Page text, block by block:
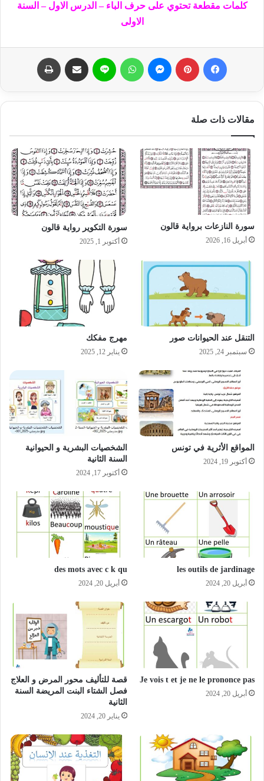
كلمات مقطعة تحتوي على حرف الباء – الدرس الاول – السنة
الاولى
مقالات ذات صلة
سورة النازعات برواية قالون
أبريل 16, 2026
سورة التكوير رواية قالون
أكتوبر 1, 2025
التنقل عند الحيوانات صور
سبتمبر 24, 2025
مهرج مفكك
يناير 12, 2025
المواقع الأثرية في تونس
أكتوبر 19, 2024
الشخصيات البشرية و الحيوانية
السنة الثانية
أكتوبر 17, 2024
les outils de jardinage
أبريل 20, 2024
des mots avec c k qu
أبريل 20, 2024
Je vois t et je ne le prononce pas
أبريل 20, 2024
قصة للتأليف محور المرض و العلاج
فصل الشتاء البنت المريضة السنة
الثانية
يناير 20, 2024